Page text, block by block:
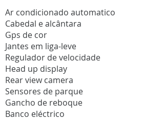
Ar condicionado automatico
Cabedal e alcântara
Gps de cor
Jantes em liga-leve
Regulador de velocidade
Head up display
Rear view camera
Sensores de parque
Gancho de reboque
Banco eléctrico